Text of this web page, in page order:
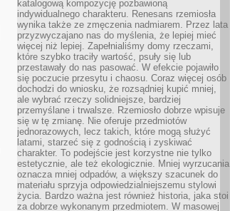
katalogową kompozycję pozbawioną
indywidualnego charakteru. Renesans rzemiosła
wynika także ze zmęczenia nadmiarem. Przez lata
przyzwyczajano nas do myślenia, że lepiej mieć
więcej niż lepiej. Zapełnialiśmy domy rzeczami,
które szybko traciły wartość, psuły się lub
przestawały do nas pasować. W efekcie pojawiło
się poczucie przesytu i chaosu. Coraz więcej osób
dochodzi do wniosku, że rozsądniej kupić mniej,
ale wybrać rzeczy solidniejsze, bardziej
przemyślane i trwalsze. Rzemiosło dobrze wpisuje
się w tę zmianę. Nie oferuje przedmiotów
jednorazowych, lecz takich, które mogą służyć
latami, starzeć się z godnością i zyskiwać
charakter. To podejście jest korzystne nie tylko
estetycznie, ale też ekologicznie. Mniej wyrzucania
oznacza mniej odpadów, a większy szacunek do
materiału sprzyja odpowiedzialniejszemu stylowi
życia. Bardzo ważna jest również historia, jaka stoi
za dobrze wykonanym przedmiotem. W masowej